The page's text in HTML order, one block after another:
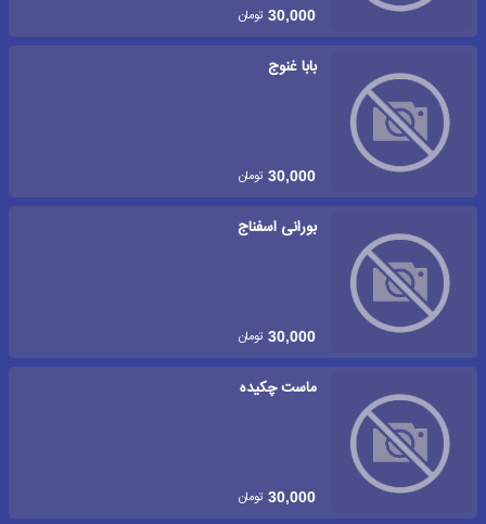
30,000 تومان
بابا غنوج
30,000 تومان
بورانی اسفناج
30,000 تومان
ماست چکیده
30,000 تومان